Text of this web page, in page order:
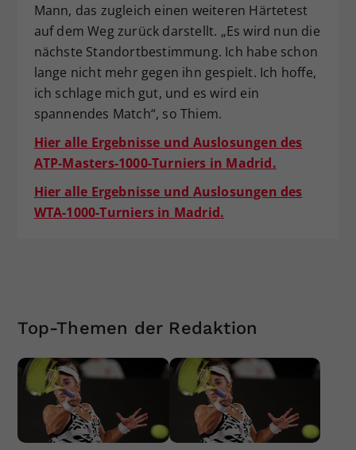
Mann, das zugleich einen weiteren Härtetest
auf dem Weg zurück darstellt. „Es wird nun die
nächste Standortbestimmung. Ich habe schon
lange nicht mehr gegen ihn gespielt. Ich hoffe,
ich schlage mich gut, und es wird ein
spannendes Match“, so Thiem.
Hier alle Ergebnisse und Auslosungen des
ATP-Masters-1000-Turniers in Madrid.
Hier alle Ergebnisse und Auslosungen des
WTA-1000-Turniers in Madrid.
Top-Themen der Redaktion